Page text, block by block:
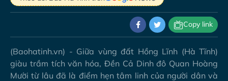
Copy link
(Baohatinh.vn) - Giữa vùng đất Hồng Lĩnh (Hà Tĩnh)
giàu trầm tích văn hóa, Đền Cả Dinh đô Quan Hoàng
Mười từ lâu đã là điểm hẹn tâm linh của người dân và